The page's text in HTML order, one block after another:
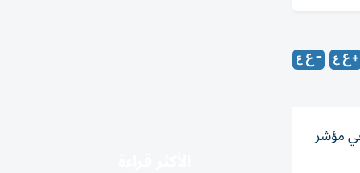
نُشر، الأربعاء، في مؤشر